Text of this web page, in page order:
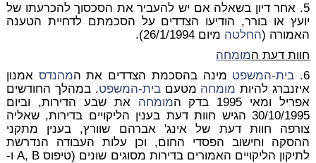
5. אחר דיון בשאלה אם יש להעביר את הסכסוך להכרעתו של
יועץ או בורר, הודיעו הצדדים על הסכמתם לדחיית הטענה
האמורה (החלטה מיום 26/1/1994).
חוות דעת המומחה
6.
בית-המשפט מינה בהסכמת הצדדים את המהנדס אמנון
איזנברג להיות מומחה מטעםבית-המשפט. במהלך החודשים
אפריל ומאי 1995 בדק ה
מומחה את שבע הדירות, וביום
30/10/1995 הגיש חוות דעת בענין הליקויים בדירות, שאליה
צורפה חוות דעת של אינג' אברהם שוורץ, בענין מתקני
ההסקה וחישוב הפסדי החום, וכן עלות העבודה הנדרשת
לתיקון הליקויים האמורים בדירות מסוגים שונים (טיפוס A, B ו-